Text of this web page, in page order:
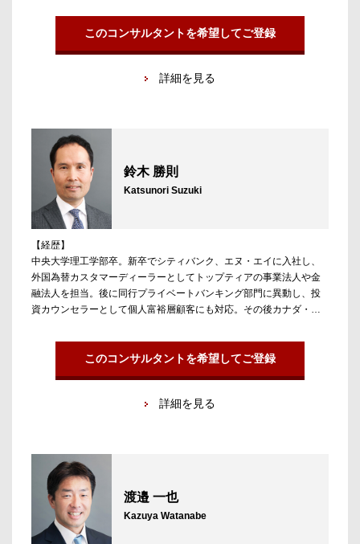
コンサルティング業界担当。毎年年間200名以上の候補者の転職やキ
ャリア形成をサポート。外資系戦略コンサルティングファーム、総
合系ファーム、会計系財務アドバイザリーファームを中心に業界で
コンタクトを通じて業界の生の情報に触れ、コンサルティング業界
ちろん、ポストコンサルの方々のファンドや事業会社のコアポジシ
ョンへの転職支援実績も多数。
このコンサルタントを希望してご登録
詳細を見る
鈴木 勝則
Katsunori Suzuki
【経歴】
中央大学理工学部卒。新卒でシティバンク、エヌ・エイに入社し、
外国為替カスタマーディーラーとしてトップティアの事業法人や金
融法人を担当。後に同行プライベートバンキング部門に異動し、投
資カウンセラーとして個人富裕層顧客にも対応。その後カナダ・ロ
四半世紀に亘り、金融業界で多様な顧客と国際金融市場との架け橋
役を担ってきたが、テーマを社会で最も重要な「人」に変え、向上
心を持つプロフェッショナルと人材を求める企業との架け橋となる
行・証券のグローバルマーケッツ部門等、資産運用部門や市場部門
を中心に担当。金融業界での長年のキャリアをベースとした情報と
ネットワークで、幅広い年齢層の転職をサポートしている。
このコンサルタントを希望してご登録
詳細を見る
渡邉 一也
Kazuya Watanabe